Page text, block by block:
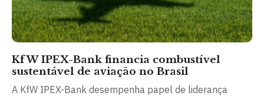
KfW IPEX-Bank financia combustível
sustentável de aviação no Brasil
A KfW IPEX-Bank desempenha papel de liderança